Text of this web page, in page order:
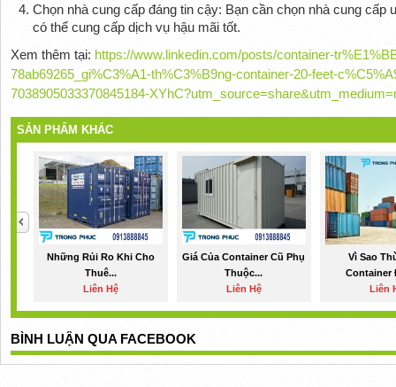
Chọn nhà cung cấp đáng tin cậy: Bạn cần chọn nhà cung
có thể cung cấp dịch vụ hậu mãi tốt.
Xem thêm tại: https://www.linkedin.com/posts/container-
78ab69265_gi%C3%A1-th%C3%B9ng-container-20-feet-
7038905033370845184-
SẢN PHẨM KHÁC
Những Rủi Ro Khi Cho
Thuê...
Liên Hệ
Giá Của Container Cũ Phụ
Thuộc...
Liên Hệ
Vì Sao
Container
Liên
BÌNH LUẬN QUA FACEBOOK